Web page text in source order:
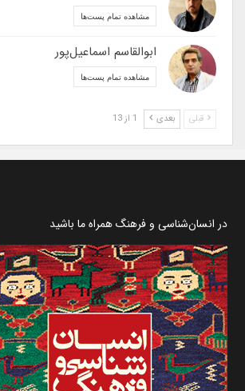
مشاهده تمام پست‌ها
ابوالقاسم اسماعیل‌پور
مشاهده تمام پست‌ها
قبلی بعدی
در انسان‌شناسی و فرهنگ همراه ما باشید